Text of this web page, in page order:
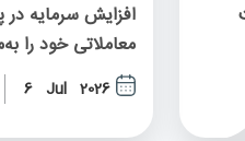
افزایش سرمایه
معاملاتی خود را
6 Jul 2026